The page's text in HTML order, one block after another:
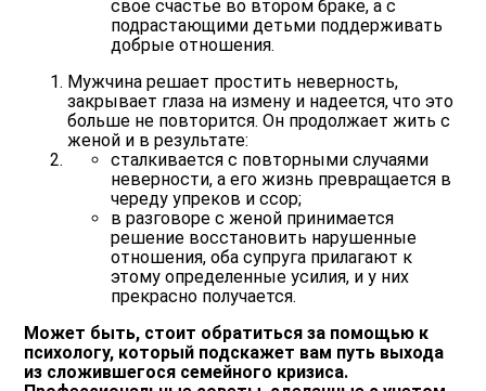
свое счастье во втором браке, а с
подрастающими детьми поддерживать
добрые отношения.
Мужчина решает простить неверность,
закрывает глаза на измену и надеется, что это
больше не повторится. Он продолжает жить с
женой и в результате:
сталкивается с повторными случаями
неверности, а его жизнь превращается в
череду упреков и ссор;
в разговоре с женой принимается
решение восстановить нарушенные
отношения, оба супруга прилагают к
этому определенные усилия, и у них
прекрасно получается.
Может быть, стоит обратиться за помощью к
психологу, который подскажет вам путь выхода
из сложившегося семейного кризиса.